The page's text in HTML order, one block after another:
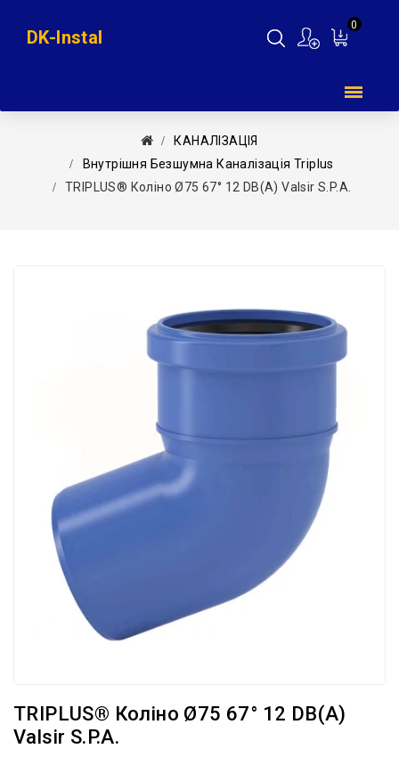
0
DK-Instal
КАНАЛІЗАЦІЯ
Внутрішня Безшумна Каналізація Triplus
TRIPLUS® Коліно Ø75 67° 12 DB(A) Valsir S.p.A.
TRIPLUS® Коліно Ø75 67° 12 DB(A)
Valsir S.p.A.